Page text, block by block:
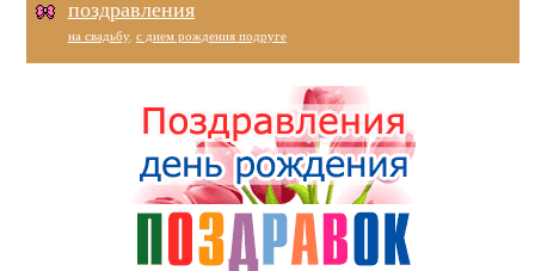
поздравления
на свадьбу, с днем рождения подруге